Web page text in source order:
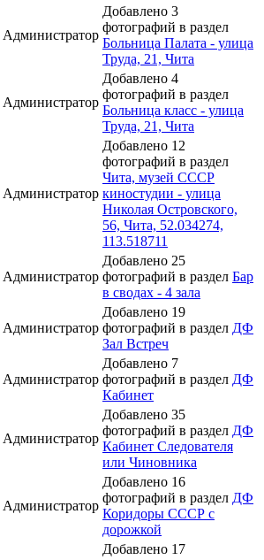
Администратор
Добавлено 3
фотографий в раздел
Больница Палата - улица
Труда, 21, Чита
Администратор
Добавлено 4
фотографий в раздел
Больница класс - улица
Труда, 21, Чита
Администратор
Добавлено 12
фотографий в раздел
Чита, музей СССР
киностудии - улица
Николая Островского,
56, Чита, 52.034274,
113.518711
Администратор
Добавлено 25
фотографий в раздел Бар
в сводах - 4 зала
Администратор
Добавлено 19
фотографий в раздел ДФ
Зал Встреч
Администратор
Добавлено 7
фотографий в раздел ДФ
Кабинет
Администратор
Добавлено 35
фотографий в раздел ДФ
Кабинет Следователя
или Чиновника
Администратор
Добавлено 16
фотографий в раздел ДФ
Коридоры СССР с
дорожкой
Добавлено 17